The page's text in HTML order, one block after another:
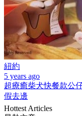
紐約
5 years ago
超療癒柴犬快餐款公
假去邊
Hottest Articles